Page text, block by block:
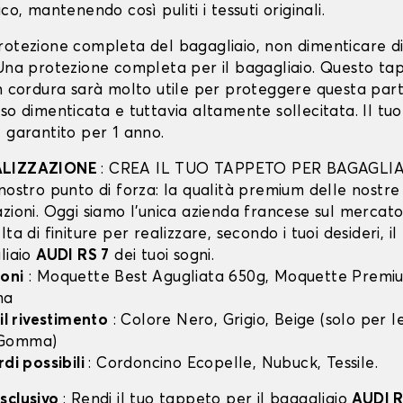
mantenendo così puliti i tessuti originali.
completa del bagagliaio, non dimenticare
protezione completa per il bagagliaio. Questo
cordura sarà molto utile per proteggere questa
dimenticata e tuttavia altamente sollecitata. Il
garantito per 1 anno.
: CREA IL TUO TAPPETO PER
punto di forza: la qualità premium delle nostre
Oggi siamo l’unica azienda francese sul
di finiture per realizzare, secondo i tuoi desideri,
AUDI RS 7 dei tuoi sogni.
: Moquette Best Agugliata 650g, Moquette
rivestimento : Colore Nero, Grigio, Beige (solo per
possibili: Cordoncino Ecopelle, Nubuck, Tessile.